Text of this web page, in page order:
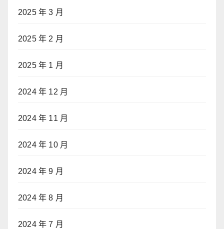
2025 年 3 月
2025 年 2 月
2025 年 1 月
2024 年 12 月
2024 年 11 月
2024 年 10 月
2024 年 9 月
2024 年 8 月
2024 年 7 月